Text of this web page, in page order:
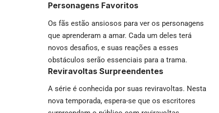
Personagens Favoritos
Os fãs estão ansiosos para ver os personagens
que aprenderam a amar. Cada um deles terá
novos desafios, e suas reações a esses
obstáculos serão essenciais para a trama.
Reviravoltas Surpreendentes
A série é conhecida por suas reviravoltas. Nesta
nova temporada, espera-se que os escritores